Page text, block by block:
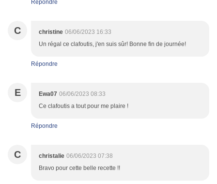
Répondre
C christine 06/06/2023 16:33
Un régal ce clafoutis, j'en suis sûr! Bonne fin de journée!
Répondre
E Ewa07 06/06/2023 08:33
Ce clafoutis a tout pour me plaire !
Répondre
C christalie 06/06/2023 07:38
Bravo pour cette belle recette !!